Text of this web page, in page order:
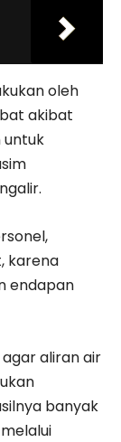
oleh
akibat
untuk
karena
endapan
agar aliran air
banyak